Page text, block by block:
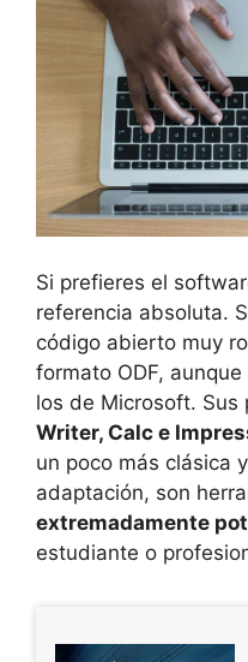
Si prefieres el
referencia absoluta.
código abierto muy
formato ODF,
los de Microsoft. Sus
Writer, Calc e
un poco más clásica
adaptación, son
extremadamente
estudiante o